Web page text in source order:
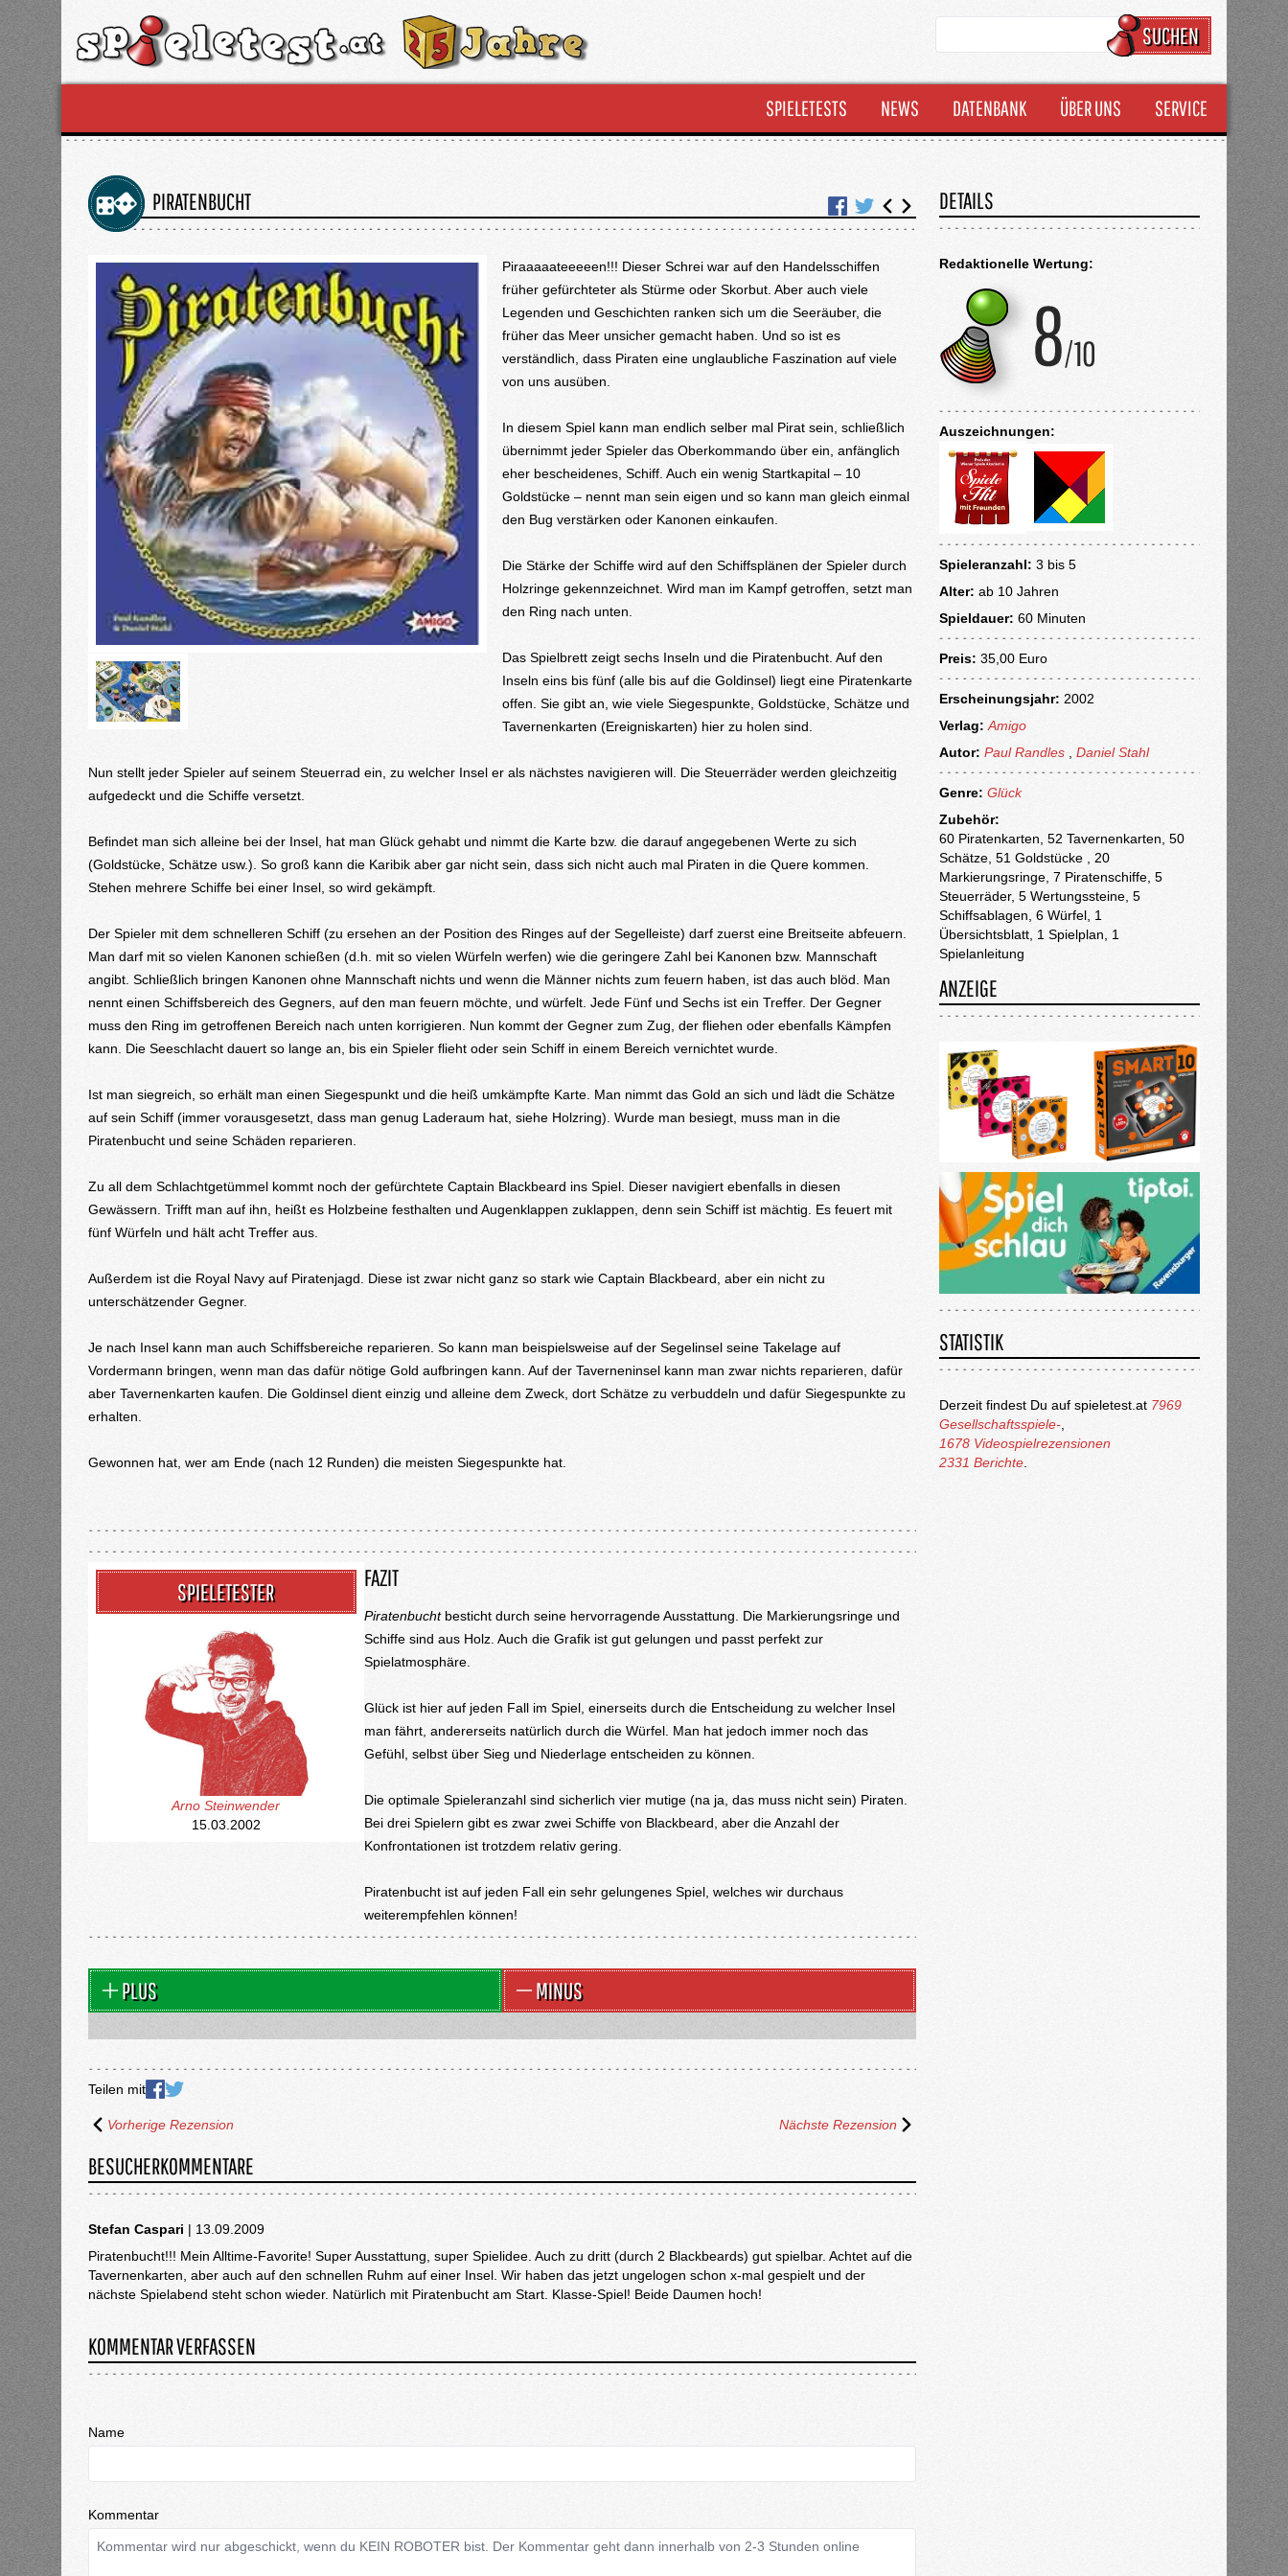
SUCHEN
SPIELETESTS NEWS DATENBANK ÜBER UNS SERVICE
PIRATENBUCHT
Piraaaaateeeeen!!! Dieser Schrei war auf den Handelsschiffen
früher gefürchteter als Stürme oder Skorbut. Aber auch viele
Legenden und Geschichten ranken sich um die Seeräuber, die
früher das Meer unsicher gemacht haben. Und so ist es
verständlich, dass Piraten eine unglaubliche Faszination auf viele
von uns ausüben.
In diesem Spiel kann man endlich selber mal Pirat sein, schließlich
übernimmt jeder Spieler das Oberkommando über ein, anfänglich
eher bescheidenes, Schiff. Auch ein wenig Startkapital – 10
Goldstücke – nennt man sein eigen und so kann man gleich einmal
den Bug verstärken oder Kanonen einkaufen.
Die Stärke der Schiffe wird auf den Schiffsplänen der Spieler durch
Holzringe gekennzeichnet. Wird man im Kampf getroffen, setzt man
den Ring nach unten.
Das Spielbrett zeigt sechs Inseln und die Piratenbucht. Auf den
Inseln eins bis fünf (alle bis auf die Goldinsel) liegt eine Piratenkarte
offen. Sie gibt an, wie viele Siegespunkte, Goldstücke, Schätze und
Tavernenkarten (Ereigniskarten) hier zu holen sind.
Nun stellt jeder Spieler auf seinem Steuerrad ein, zu welcher Insel er als nächstes navigieren will. Die Steuerräder werden gleichzeitig
aufgedeckt und die Schiffe versetzt.
Befindet man sich alleine bei der Insel, hat man Glück gehabt und nimmt die Karte bzw. die darauf angegebenen Werte zu sich
(Goldstücke, Schätze usw.). So groß kann die Karibik aber gar nicht sein, dass sich nicht auch mal Piraten in die Quere kommen.
Stehen mehrere Schiffe bei einer Insel, so wird gekämpft.
Der Spieler mit dem schnelleren Schiff (zu ersehen an der Position des Ringes auf der Segelleiste) darf zuerst eine Breitseite abfeuern.
Man darf mit so vielen Kanonen schießen (d.h. mit so vielen Würfeln werfen) wie die geringere Zahl bei Kanonen bzw. Mannschaft
angibt. Schließlich bringen Kanonen ohne Mannschaft nichts und wenn die Männer nichts zum feuern haben, ist das auch blöd. Man
nennt einen Schiffsbereich des Gegners, auf den man feuern möchte, und würfelt. Jede Fünf und Sechs ist ein Treffer. Der Gegner
muss den Ring im getroffenen Bereich nach unten korrigieren. Nun kommt der Gegner zum Zug, der fliehen oder ebenfalls Kämpfen
kann. Die Seeschlacht dauert so lange an, bis ein Spieler flieht oder sein Schiff in einem Bereich vernichtet wurde.
Ist man siegreich, so erhält man einen Siegespunkt und die heiß umkämpfte Karte. Man nimmt das Gold an sich und lädt die Schätze
auf sein Schiff (immer vorausgesetzt, dass man genug Laderaum hat, siehe Holzring). Wurde man besiegt, muss man in die
Piratenbucht und seine Schäden reparieren.
Zu all dem Schlachtgetümmel kommt noch der gefürchtete Captain Blackbeard ins Spiel. Dieser navigiert ebenfalls in diesen
Gewässern. Trifft man auf ihn, heißt es Holzbeine festhalten und Augenklappen zuklappen, denn sein Schiff ist mächtig. Es feuert mit
fünf Würfeln und hält acht Treffer aus.
Außerdem ist die Royal Navy auf Piratenjagd. Diese ist zwar nicht ganz so stark wie Captain Blackbeard, aber ein nicht zu
unterschätzender Gegner.
Je nach Insel kann man auch Schiffsbereiche reparieren. So kann man beispielsweise auf der Segelinsel seine Takelage auf
Vordermann bringen, wenn man das dafür nötige Gold aufbringen kann. Auf der Taverneninsel kann man zwar nichts reparieren, dafür
aber Tavernenkarten kaufen. Die Goldinsel dient einzig und alleine dem Zweck, dort Schätze zu verbuddeln und dafür Siegespunkte zu
erhalten.
Gewonnen hat, wer am Ende (nach 12 Runden) die meisten Siegespunkte hat.
SPIELETESTER
Arno Steinwender
15.03.2002
FAZIT
Piratenbuchtbesticht durch seine hervorragende Ausstattung. Die Markierungsringe und
Schiffe sind aus Holz. Auch die Grafik ist gut gelungen und passt perfekt zur
Spielatmosphäre.
Glück ist hier auf jeden Fall im Spiel, einerseits durch die Entscheidung zu welcher Insel
man fährt, andererseits natürlich durch die Würfel. Man hat jedoch immer noch das
Gefühl, selbst über Sieg und Niederlage entscheiden zu können.
Die optimale Spieleranzahl sind sicherlich vier mutige (na ja, das muss nicht sein) Piraten.
Bei drei Spielern gibt es zwar zwei Schiffe von Blackbeard, aber die Anzahl der
Konfrontationen ist trotzdem relativ gering.
Piratenbucht ist auf jeden Fall ein sehr gelungenes Spiel, welches wir durchaus
weiterempfehlen können!
PLUS MINUS
Teilen mit
Vorherige Rezension Nächste Rezension
BESUCHERKOMMENTARE
Stefan Caspari | 13.09.2009
Piratenbucht!!! Mein Alltime-Favorite! Super Ausstattung, super Spielidee. Auch zu dritt (durch 2 Blackbeards) gut spielbar. Achtet auf die
Tavernenkarten, aber auch auf den schnellen Ruhm auf einer Insel. Wir haben das jetzt ungelogen schon x-mal gespielt und der
nächste Spielabend steht schon wieder. Natürlich mit Piratenbucht am Start. Klasse-Spiel! Beide Daumen hoch!
KOMMENTAR VERFASSEN
Name
Kommentar
DETAILS
Redaktionelle Wertung:
Auszeichnungen:
Spieleranzahl: 3 bis 5
Alter: ab 10 Jahren
Spieldauer: 60 Minuten
Preis: 35,00 Euro
Erscheinungsjahr: 2002
Verlag: Amigo
Autor: Paul Randles Daniel Stahl
Genre: Glück
Zubehör:
60 Piratenkarten, 52 Tavernenkarten, 50
Schätze, 51 Goldstücke , 20
Markierungsringe, 7 Piratenschiffe, 5
Steuerräder, 5 Wertungssteine, 5
Schiffsablagen, 6 Würfel, 1
Übersichtsblatt, 1 Spielplan, 1
Spielanleitung
ANZEIGE
STATISTIK
Derzeit findest Du auf spieletest.at 7969
Gesellschaftsspiele-,
1678 Videospielrezensionen
2331 Berichte.